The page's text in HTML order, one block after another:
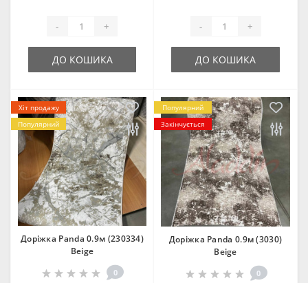
- +
ДО КОШИКА
- +
ДО КОШИКА
Хіт продажу
Популярний
Доріжка Panda 0.9м (230334)
Beige
0
Популярний
Закінчується
Доріжка Panda 0.9м (3030)
Beige
0